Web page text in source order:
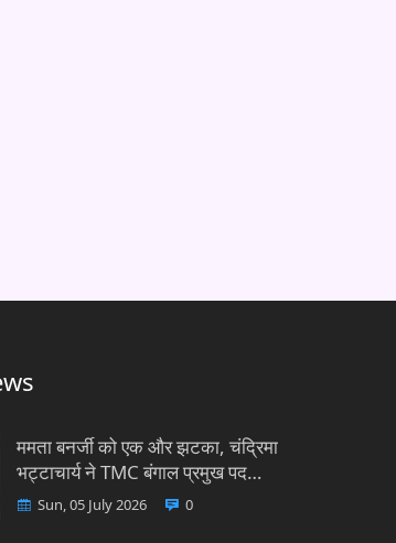
ममता बनर्जी को एक और झटका, चंद्रिमा
भट्टाचार्य ने TMC बंगाल प्रमुख पद…
Sun, 05 July 2026 0